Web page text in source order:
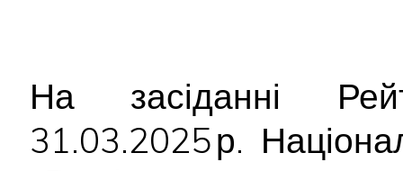
На засіданні
31.03.2025 р.